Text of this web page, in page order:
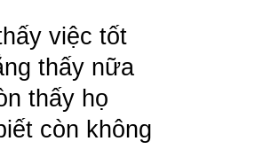
việc tốt
thấy nữa
thấy họ
còn không